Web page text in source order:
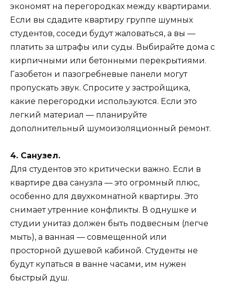
экономят на перегородках между квартирами.
Если вы сдадите квартиру группе шумных
студентов, соседи будут жаловаться, а вы —
платить за штрафы или суды. Выбирайте дома с
кирпичными или бетонными перекрытиями.
Газобетон и пазогребневые панели могут
пропускать звук. Спросите у застройщика,
какие перегородки используются. Если это
легкий материал — планируйте
дополнительный шумоизоляционный ремонт.
4. Санузел.
Для студентов это критически важно. Если в
квартире два санузла — это огромный плюс,
особенно для двухкомнатной квартиры. Это
снимает утренние конфликты. В однушке и
студии унитаз должен быть подвесным (легче
мыть), а ванная — совмещенной или
просторной душевой кабиной. Студенты не
будут купаться в ванне часами, им нужен
быстрый душ.